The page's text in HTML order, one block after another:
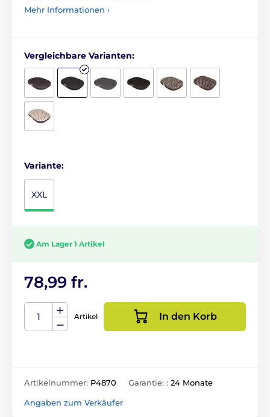
Mehr Informationen ›
Vergleichbare Varianten:
Variante:
XXL
Am Lager 1 Artikel
78,99 fr.
Artikel In den Korb
Artikelnummer: P4870 Garantie: : 24 Monate
Angaben zum Verkäufer